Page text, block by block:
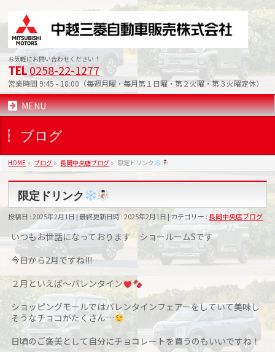
お気軽にお問い合わせください！
TEL0258-22-1277
営業時間 9:45 - 18:00（毎週月曜・毎月第１日曜・第２火曜・第３火曜定休）
MENU
ブログ
HOME » ブログ » 長岡中央店ブログ » 限定ドリンク
限定ドリンク
投稿日 : 2025年2月1日 最終更新日時 : 2025年2月1日 カテゴリー :長岡中央店ブログ
いつもお世話になっております ショールームSです
今日から2月ですね!!!
２月といえば～バレンタイン
ショッピングモールではバレンタインフェアーをしていて美味し
そうなチョコがたくさん…
日頃のご褒美として自分にチョコレートを買うのもいいですね！